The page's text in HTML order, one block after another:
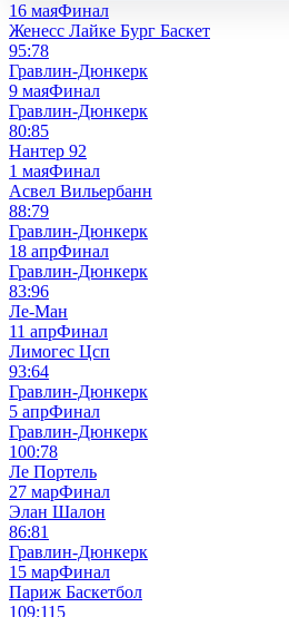
16 маяФинал
Женесс Лайке Бург Баскет
95:78
Гравлин-Дюнкерк
9 маяФинал
Гравлин-Дюнкерк
80:85
Нантер 92
1 маяФинал
Асвел Вильербанн
88:79
Гравлин-Дюнкерк
18 апрФинал
Гравлин-Дюнкерк
83:96
Ле-Ман
11 апрФинал
Лимогес Цсп
93:64
Гравлин-Дюнкерк
5 апрФинал
Гравлин-Дюнкерк
100:78
Ле Портель
27 марФинал
Элан Шалон
86:81
Гравлин-Дюнкерк
15 марФинал
Париж Баскетбол
109:115